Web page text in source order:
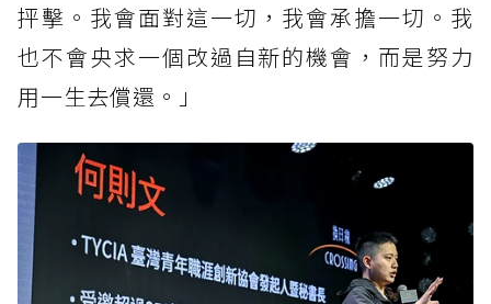
抨擊。我會面對這一切，我會承擔一切。我
也不會央求一個改過自新的機會，而是努力
用一生去償還。」